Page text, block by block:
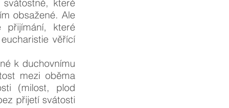
které
obsažené. Ale
přijímání, které
věřící
k duchovnímu
mezi oběma
(milost, plod
přijetí svátosti